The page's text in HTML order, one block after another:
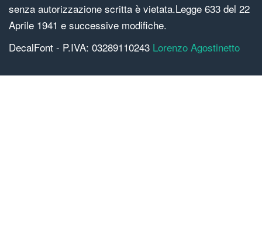
senza autorizzazione scritta è vietata.Legge 633 del 22
Aprile 1941 e successive modifiche.
DecalFont - P.IVA: 03289110243 Lorenzo Agostinetto